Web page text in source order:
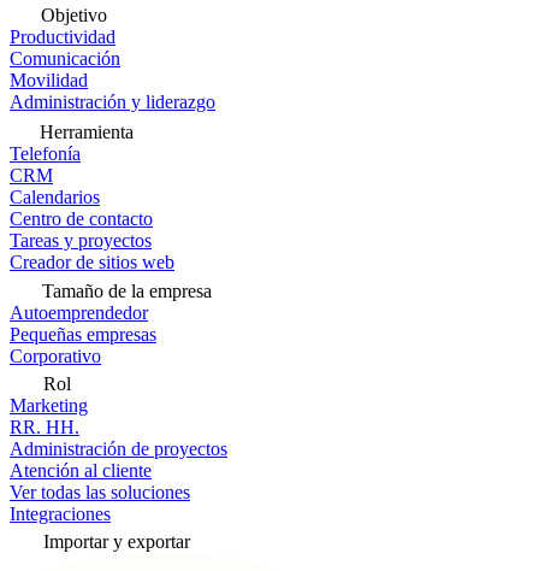
Objetivo
Productividad
Comunicación
Movilidad
Administración y liderazgo
Herramienta
Telefonía
CRM
Calendarios
Centro de contacto
Tareas y proyectos
Creador de sitios web
Tamaño de la empresa
Autoemprendedor
Pequeñas empresas
Corporativo
Rol
Marketing
RR. HH.
Administración de proyectos
Atención al cliente
Ver todas las soluciones
Integraciones
Importar y exportar